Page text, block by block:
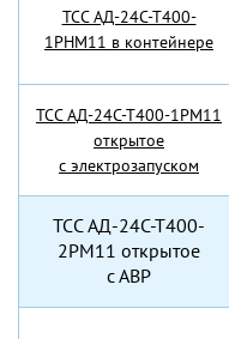
TCC АД-24С-Т400-
1РНМ11 в контейнере
TCC АД-24С-Т400-1РМ11
открытое
с электрозапуском
TCC АД-24С-Т400-
2РМ11 открытое
с АВР